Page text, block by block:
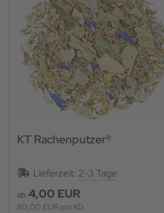
KT Rachenputzer®
Lieferzeit: 2-3 Tage
ab 4,00 EUR
80,00 EUR pro KG